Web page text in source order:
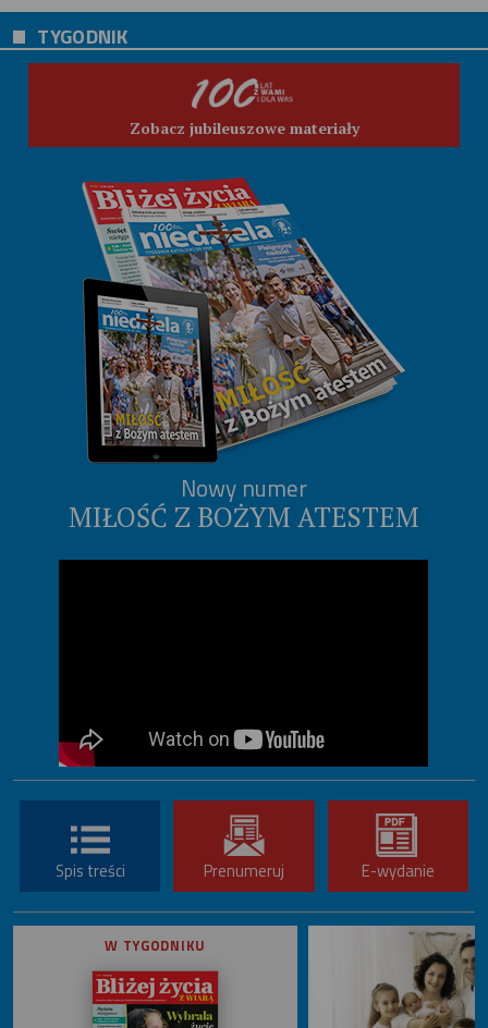
TYGODNIK
Zobacz jubileuszowe materiały
Nowy numer
MIŁOŚĆ Z BOŻYM ATESTEM
Spis treści Prenumeruj E-wydanie
W TYGODNIKU